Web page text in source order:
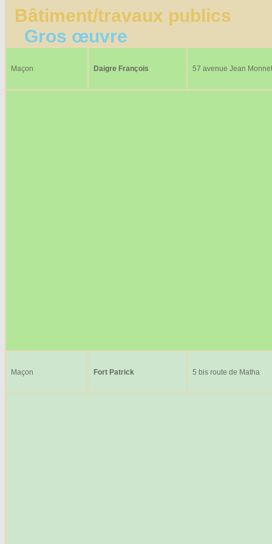
Bâtiment/travaux publics
Gros œuvre
Maçon Daigre François 57 avenue Jean Monnet
Maçon Fort Patrick 5 bis route de Matha